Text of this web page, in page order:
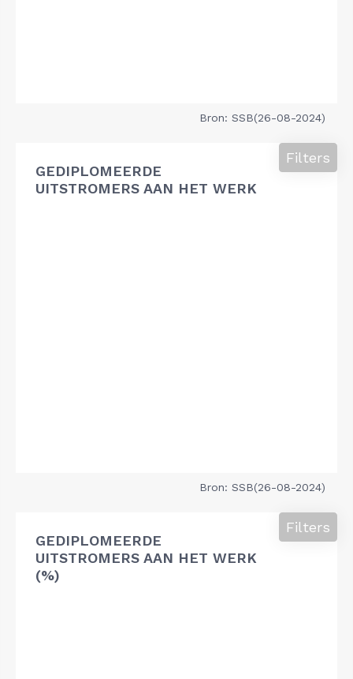
Bron: SSB(26-08-2024)
GEDIPLOMEERDE
UITSTROMERS AAN HET WERK
Filters
Bron: SSB(26-08-2024)
GEDIPLOMEERDE
UITSTROMERS AAN HET WERK
(%)
Filters